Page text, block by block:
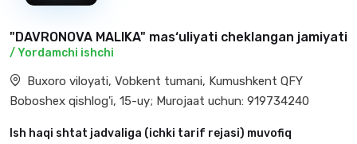
"DAVRONOVA MALIKA" mas‘uliyati cheklangan jamiyati
/ Yordamchi ishchi
Buxoro viloyati, Vobkent tumani, Kumushkent QFY
Boboshex qishlog'i, 15-uy; Murojaat uchun: 919734240
Ish haqi shtat jadvaliga (ichki tarif rejasi) muvofiq